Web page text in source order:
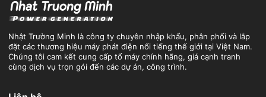
Nhật Trường Minh là công ty chuyên nhập khẩu, phân phối và lắp
đặt các thương hiệu máy phát điện nổi tiếng thế giới tại Việt Nam.
Chúng tôi cam kết cung cấp tổ máy chính hãng, giá cạnh tranh
cùng dịch vụ trọn gói đến các dự án, công trình.